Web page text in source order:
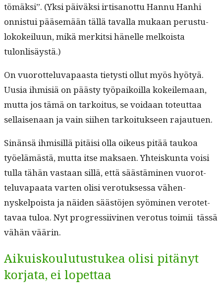
tömäk­si”. (Yksi päiväk­si irti­san­ot­tu Han­nu Han­hi
onnis­tui pääsemään täl­lä taval­la mukaan perus­tu­
lokokeilu­un, mikä merk­it­si hänelle melkoista
tulonlisäystä.)
On vuorot­telu­va­paas­ta tietysti ollut myös hyö­tyä.
Uusia ihmisiä on päästy työ­paikoil­la kokeile­maan,
mut­ta jos tämä on tarkoi­tus, se voidaan toteut­taa
sel­l­aise­naan ja vain siihen tarkoituk­seen rajautuen.
Sinän­sä ihmisil­lä pitäisi olla oikeus pitää taukoa
työelämästä, mut­ta itse mak­saen. Yhteiskun­ta voisi
tul­la tähän vas­taan sil­lä, että säästämi­nen vuorot­
telu­va­paa­ta varten olisi vero­tuk­ses­sa vähen­
nyskelpoista ja näi­den säästö­jen syömi­nen verotet­
tavaa tuloa. Nyt pro­gres­si­ivi­nen vero­tus toimii tässä
vähän väärin.
Aikuiskoulutustukea olisi pitänyt
korjata, ei lopettaa